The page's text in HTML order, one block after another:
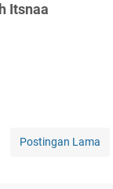
Itsnaa
Postingan Lama